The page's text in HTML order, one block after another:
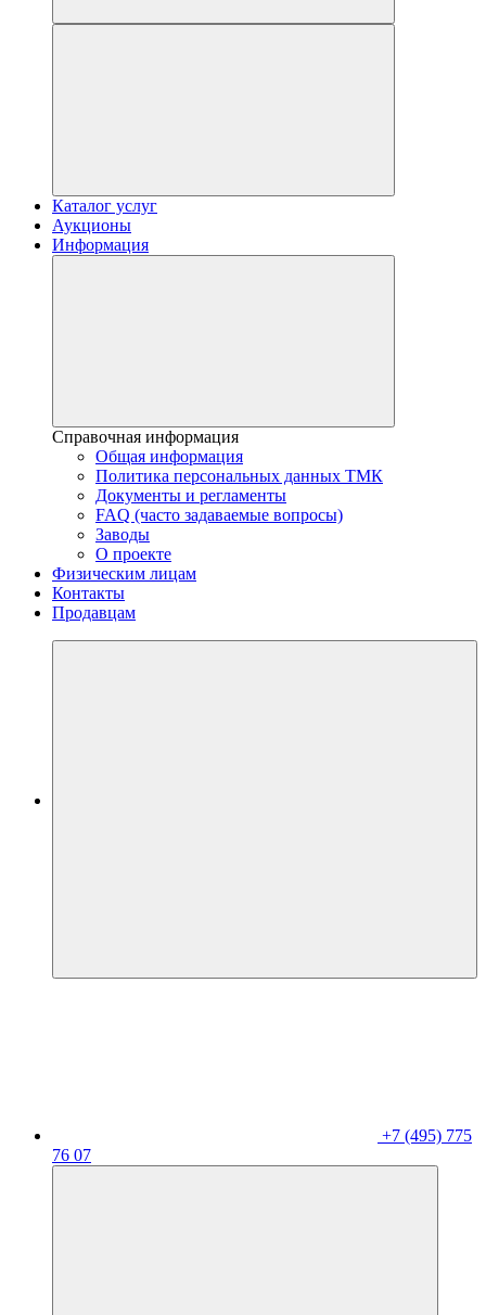
Каталог услуг
Аукционы
Информация
Справочная информация
Общая информация
Политика персональных данных ТМК
Документы и регламенты
FAQ (часто задаваемые вопросы)
Заводы
О проекте
Физическим лицам
Контакты
Продавцам
+7 (495) 775
76 07